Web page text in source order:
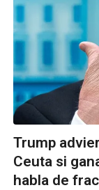
Trump
Ceuta si
habla de